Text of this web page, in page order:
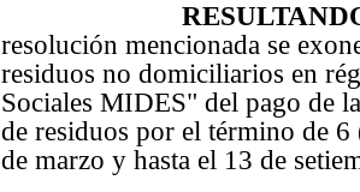
resolución mencionada se
residuos no domiciliarios en
Sociales MIDES" del pago de
de residuos por el término de 6
de marzo y hasta el 13 de